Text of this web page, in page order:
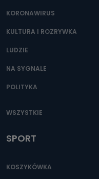
KORONAWIRUS
KULTURA I ROZRYWKA
LUDZIE
NA SYGNALE
POLITYKA
WSZYSTKIE
SPORT
KOSZYKÓWKA